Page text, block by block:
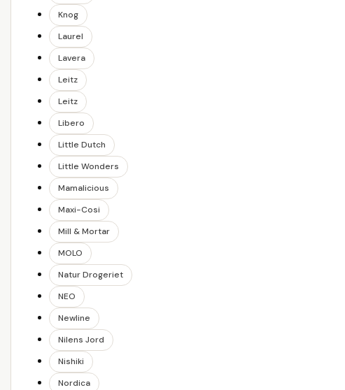
Knog
Laurel
Lavera
Leitz
Leitz
Libero
Little Dutch
Little Wonders
Mamalicious
Maxi-Cosi
Mill & Mortar
MOLO
Natur Drogeriet
NEO
Newline
Nilens Jord
Nishiki
Nordica